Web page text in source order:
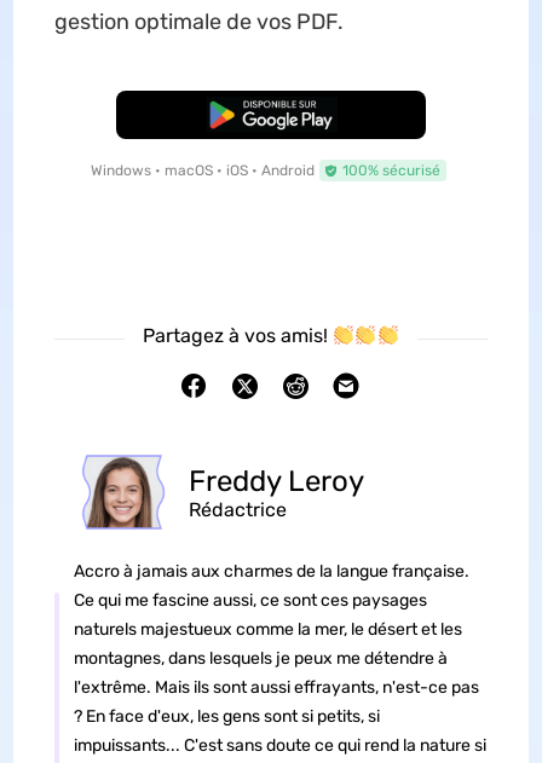
gestion optimale de vos PDF.
TÉLÉCHARGER
Windows • macOS • iOS • Android 100% sécurisé
Partagez à vos amis!
Freddy Leroy
Rédactrice
Accro à jamais aux charmes de la langue française.
Ce qui me fascine aussi, ce sont ces paysages
naturels majestueux comme la mer, le désert et les
montagnes, dans lesquels je peux me détendre à
l'extrême. Mais ils sont aussi effrayants, n'est-ce pas
? En face d'eux, les gens sont si petits, si
impuissants... C'est sans doute ce qui rend la nature si